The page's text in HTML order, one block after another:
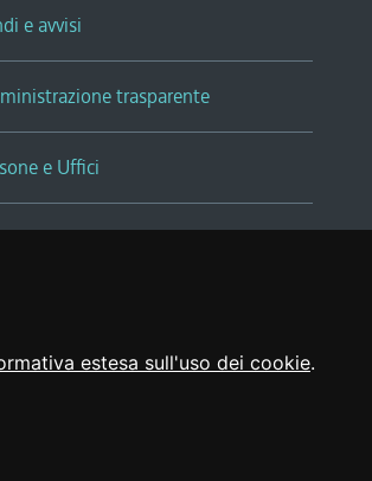
estesa sull'uso dei cookie.
e avvisi
trasparente
e Uffici
Tiziano Tessitori
Realizzato da